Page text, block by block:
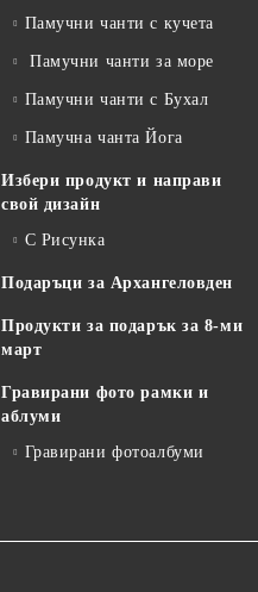
Памучни чанти с кучета
Памучни чанти за море
Памучни чанти с Бухал
Памучна чанта Йога
Избери продукт и направи
свой дизайн
С Рисунка
Подаръци за Архангеловден
Продукти за подарък за 8-ми
март
Гравирани фото рамки и
аблуми
Гравирани фотоалбуми